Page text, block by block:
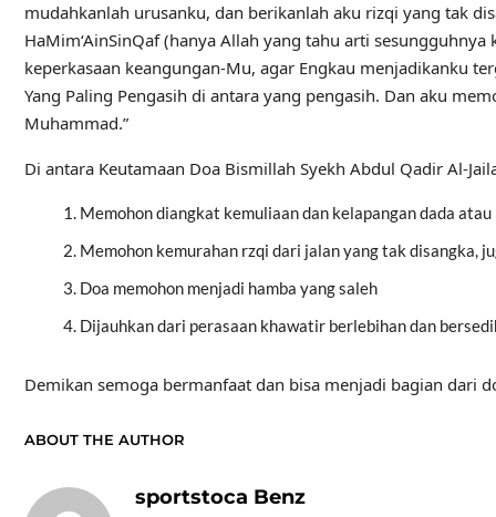
mudahkanlah urusanku, dan berikanlah aku rizqi yang tak
HaMim‘AinSinQaf (hanya Allah yang tahu arti
keperkasaan keangungan-Mu, agar Engkau menjadikanku
Yang Paling Pengasih di antara yang pengasih. Dan aku
Muhammad.”
Di antara Keutamaan Doa Bismillah Syekh Abdul Qadir Al-
Memohon diangkat kemuliaan dan kelapangan dada
Memohon kemurahan rzqi dari jalan yang tak disangka,
Doa memohon menjadi hamba yang saleh
Dijauhkan dari perasaan khawatir berlebihan dan
Demikan semoga bermanfaat dan bisa menjadi bagian dari
ABOUT THE AUTHOR
sportstoca Benz